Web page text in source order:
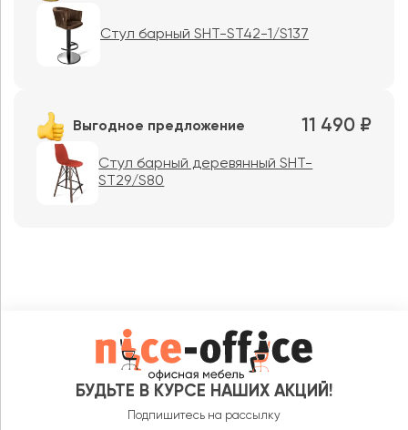
Стул барный SHT-ST42-1/S137
Выгодное предложение 11 490 ₽
Стул барный деревянный SHT-
ST29/S80
БУДЬТЕ В КУРСЕ НАШИХ АКЦИЙ!
Подпишитесь на рассылку